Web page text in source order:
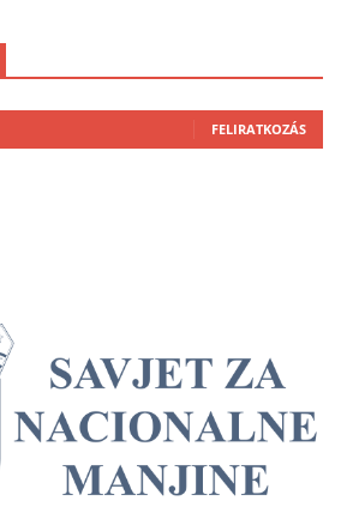
FELIRATKOZÁS